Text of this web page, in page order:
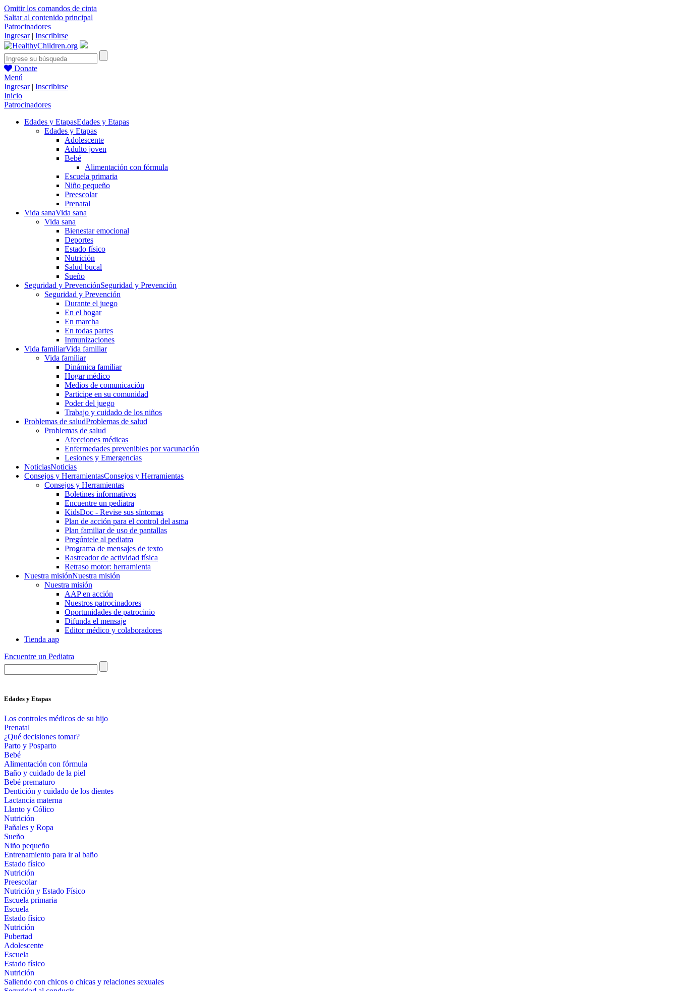
Omitir los comandos de cinta
Saltar al contenido principal
Patrocinadores
Ingresar| Inscribirse
Donate
Menú
Ingresar| Inscribirse
Inicio
Patrocinadores
Edades y EtapasEdades y Etapas
Edades y Etapas
Adolescente
Adulto joven
Bebé
Alimentación con fórmula
Escuela primaria
Niño pequeño
Preescolar
Prenatal
Vida sanaVida sana
Vida sana
Bienestar emocional
Deportes
Estado físico
Nutrición
Salud bucal
Sueño
Seguridad y PrevenciónSeguridad y Prevención
Seguridad y Prevención
Durante el juego
En el hogar
En marcha
En todas partes
Inmunizaciones
Vida familiarVida familiar
Vida familiar
Dinámica familiar
Hogar médico
Medios de comunicación
Participe en su comunidad
Poder del juego
Trabajo y cuidado de los niños
Problemas de saludProblemas de salud
Problemas de salud
Afecciones médicas
Enfermedades prevenibles por vacunación
Lesiones y Emergencias
NoticiasNoticias
Consejos y HerramientasConsejos y Herramientas
Consejos y Herramientas
Boletines informativos
Encuentre un pediatra
KidsDoc - Revise sus síntomas
Plan de acción para el control del asma
Plan familiar de uso de pantallas
Pregúntele al pediatra
Programa de mensajes de texto
Rastre​​ador de activida​d física
Retraso motor: herramienta
Nuestra misiónNuestra misión
Nuestra misión
AAP en acción
Nuestros patrocinadores
Oportunidades de patrocinio
Difunda el mensaje
Editor médico y colaboradores
Tienda aap
Encuentre un Pediatra
Edades y Etapas
Los controles médicos de su hijo
Prenatal
¿Qué decisiones tomar?
Parto y Posparto
Bebé
Alimentación con fórmula
Baño y cuidado de la piel
Bebé prematuro
Dentición y cuidado de los dientes
Lactancia materna
Llanto y Cólico
Nutrición
Pañales y Ropa
Sueño
Niño pequeño
Entrenamiento para ir al baño
Estado físico
Nutrición
Preescolar
Nutrición y Estado Físico
Escuela primaria
Escuela
Estado físico
Nutrición
Pubertad
Adolescente
Escuela
Estado físico
Nutrición
Saliendo con chicos o chicas y relaciones sexuales